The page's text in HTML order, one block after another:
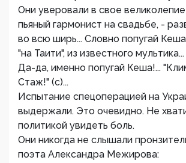
Они уверовали в свое великолепие
пьяный гармонист на свадьбе, -
во всю ширь... Словно попугай
"на Таити", из известного мультика...
Да-да, именно попугай Кеша!...
Стаж!" (с)...
Испытание спецоперацией на
выдержали. Это очевидно. Не
политикой увидеть боль.
Они никогда не слышали
поэта Александра Межирова: